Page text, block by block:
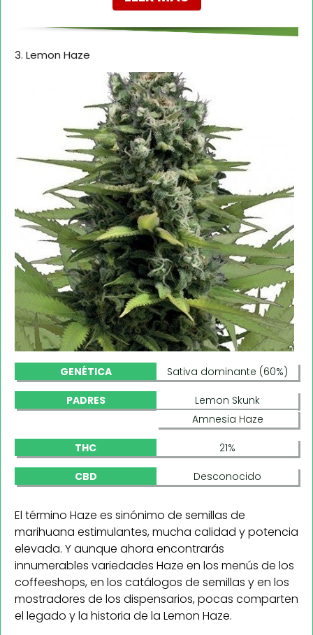
3. Lemon Haze
GENÉTICA Sativa dominante (60%)
PADRES
Lemon Skunk
Amnesia Haze
THC 21%
CBD Desconocido
El término Haze es sinónimo de semillas de
marihuana estimulantes, mucha calidad y potencia
elevada. Y aunque ahora encontrarás
innumerables variedades Haze en los menús de los
coffeeshops, en los catálogos de semillas y en los
mostradores de los dispensarios, pocas comparten
el legado y la historia de la Lemon Haze.